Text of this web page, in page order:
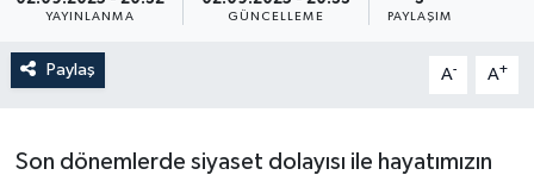
YAYINLANMA GÜNCELLEME PAYLAŞIM
Paylaş A- A+
Son dönemlerde siyaset dolayısı ile hayatımızın